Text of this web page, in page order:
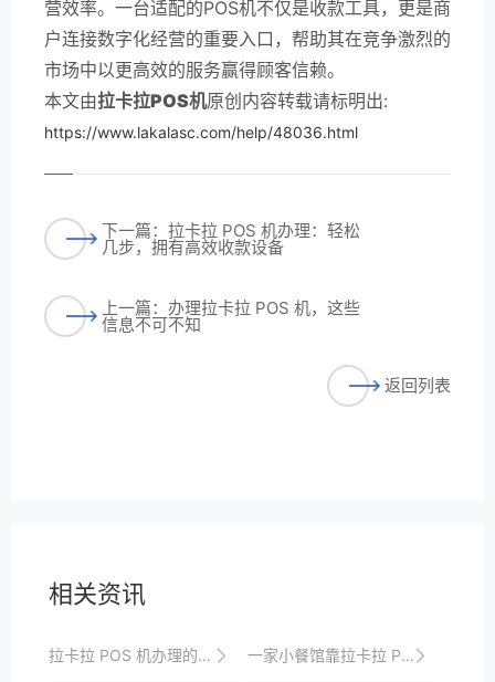
营效率。一台适配的POS机不仅是收款工具，更是商
户连接数字化经营的重要入口，帮助其在竞争激烈的
市场中以更高效的服务赢得顾客信赖。
本文由拉卡拉POS机原创内容转载请标明出:
https://www.lakalasc.com/help/48036.html
下一篇：拉卡拉 POS 机办理：轻松
几步，拥有高效收款设备
上一篇：办理拉卡拉 POS 机，这些
信息不可不知
返回列表
相关资讯
拉卡拉 POS 机办理的合同条款解读 一家小餐馆靠拉卡拉 POS 机，如何实现月均订单量增长 500 单